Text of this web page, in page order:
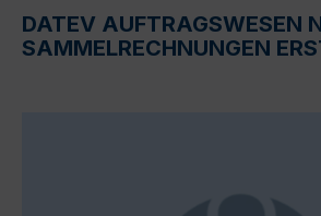
DATEV AUFTRAGSWESEN
SAMMELRECHNUNGEN